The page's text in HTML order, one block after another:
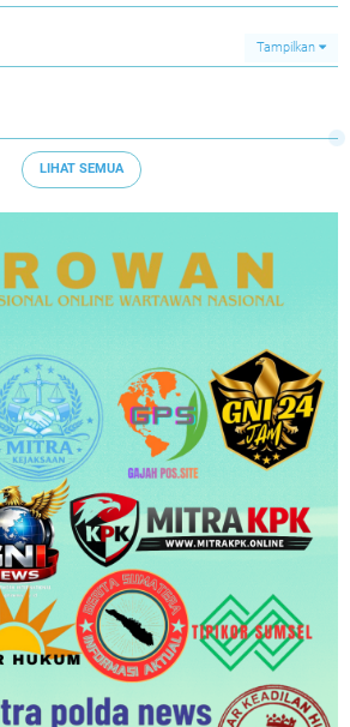
Tampilkan
LIHAT SEMUA